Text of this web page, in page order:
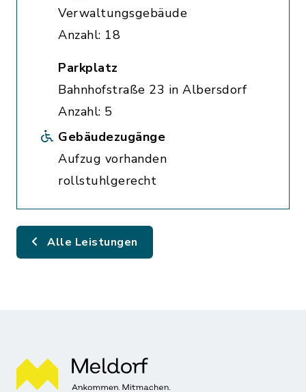
Verwaltungsgebäude
Anzahl: 18
Parkplatz
Bahnhofstraße 23 in Albersdorf
Anzahl: 5
Gebäudezugänge
Aufzug vorhanden
rollstuhlgerecht
Alle Leistungen